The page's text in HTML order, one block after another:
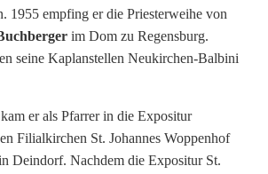
1955 empfing er die Priesterweihe von
im Dom zu Regensburg.
seine Kaplanstellen Neukirchen-Balbini
er als Pfarrer in die Expositur
Filialkirchen St. Johannes Woppenhof
Deindorf. Nachdem die Expositur St.